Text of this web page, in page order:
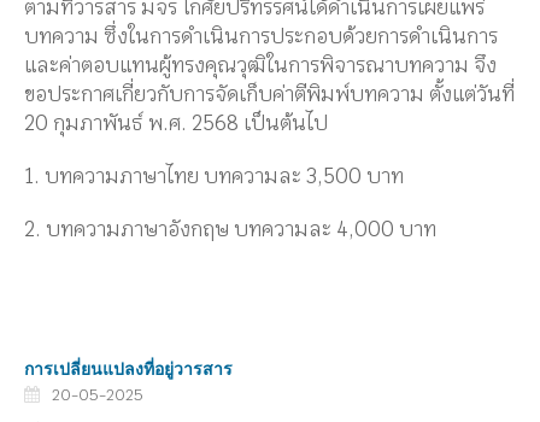
ตามที่วารสาร มจร โกศัยปริทรรศน์ได้ดำเนินการเผยแพร่
บทความ ซึ่งในการดำเนินการประกอบด้วยการดำเนินการ
และค่าตอบแทนผู้ทรงคุณวุฒิในการพิจารณาบทความ จึง
ขอประกาศเกี่ยวกับการจัดเก็บค่าตีพิมพ์บทความ ตั้งแต่วันที่
20 กุมภาพันธ์ พ.ศ. 2568 เป็นต้นไป
1. บทความภาษาไทย บทความละ 3,500 บาท
2. บทความภาษาอังกฤษ บทความละ 4,000 บาท
การเปลี่ยนแปลงที่อยู่วารสาร
20-05-2025